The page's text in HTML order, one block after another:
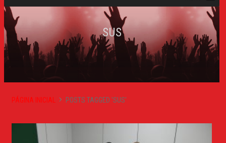
SUS
PÁGINA INICIAL POSTS TAGGED 'SUS'